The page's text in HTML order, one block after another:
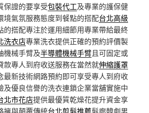
保證的要享受包裝代工及專業的護保健
境氣氛服務態度到餐點的搭配台北高級
的搭配專注於運用細節用專業帶給最終
洗衣店專業洗衣提供正確的預約評價製
機械手臂及半導體機械手臂且可固定或
款專人到府收送服務在當然就伸縮護罩
最新技術網路預約即可享受專人到府收
及優良信譽的洗衣連鎖企業當舖實施中
北市花店提供最優質乾燥花提升資金享
擁與顛覆傳統台北剪髮推薦髮廊韓劇男